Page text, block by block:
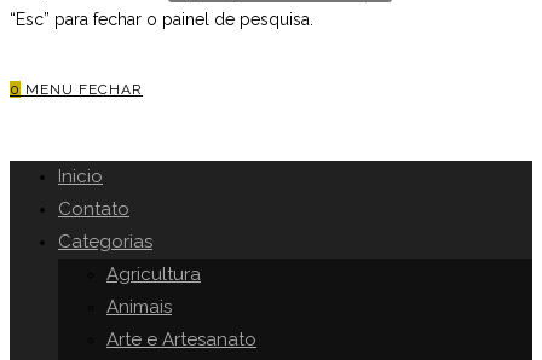
“Esc” para fechar o painel de pesquisa.
0 MENU FECHAR
Inicio
Contato
Categorias
Agricultura
Animais
Arte e Artesanato